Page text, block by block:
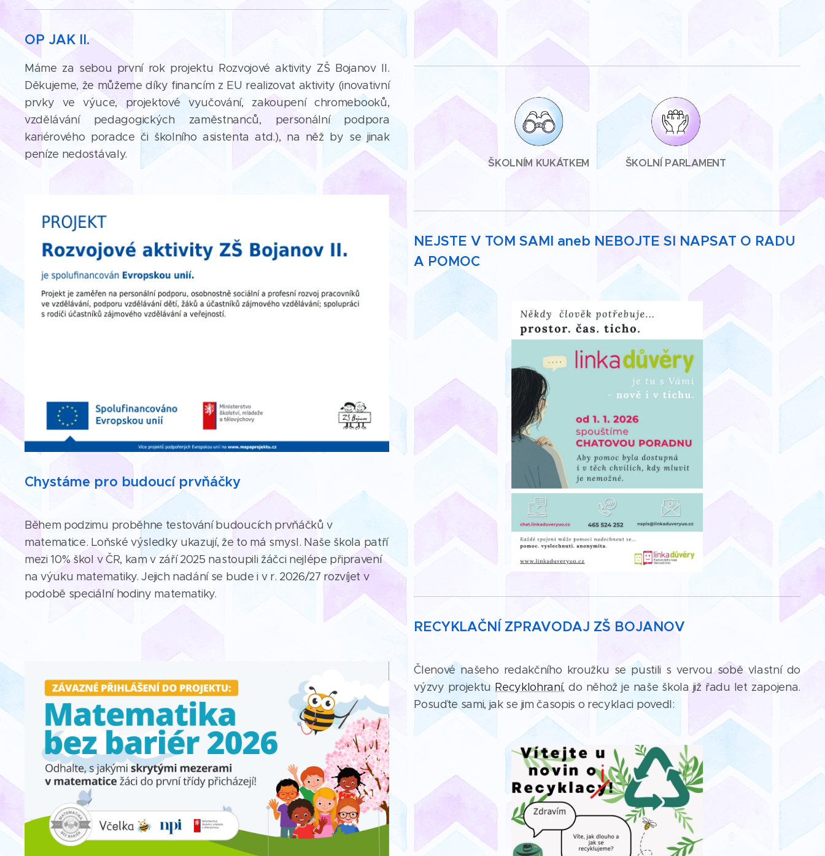
OP JAK II.
Máme za sebou první rok projektu Rozvojové aktivity ZŠ Bojanov II.
Děkujeme, že můžeme díky financím z EU realizovat aktivity (inovativní
prvky ve výuce, projektové vyučování, zakoupení chromebooků,
vzdělávání pedagogických zaměstnanců, personální podpora
kariérového poradce či školního asistenta atd.), na něž by se jinak
peníze nedostávaly.
Chystáme pro budoucí prvňáčky
Během podzimu proběhne testování budoucích prvňáčků v
matematice. Loňské výsledky ukazují, že to má smysl. Naše škola patří
mezi 10% škol v ČR, kam v září 2025 nastoupili žáčci nejlépe připravení
na výuku matematiky. Jejich nadání se bude i v r. 2026/27 rozvíjet v
podobě speciální hodiny matematiky.
ŠKOLNÍM KUKÁTKEM ŠKOLNÍ PARLAMENT
NEJSTE V TOM SAMI aneb NEBOJTE SI NAPSAT O RADU
A POMOC
RECYKLAČNÍ ZPRAVODAJ ZŠ BOJANOV
Členové našeho redakčního kroužku se pustili s vervou sobě vlastní do
výzvy projektuRecyklohraní, do něhož je naše škola již řadu let zapojena.
Posuďte sami, jak se jim časopis o recyklaci povedl: